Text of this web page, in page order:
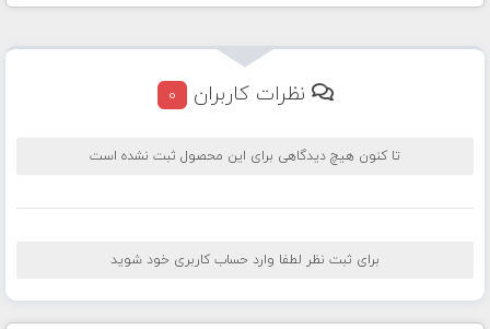
نظرات کاربران 0
تا کنون هیچ دیدگاهی برای این محصول ثبت نشده است
برای ثبت نظر لطفا وارد حساب کاربری خود شوید